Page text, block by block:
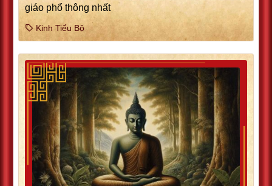
giáo phổ thông nhất
Kinh Tiểu Bộ